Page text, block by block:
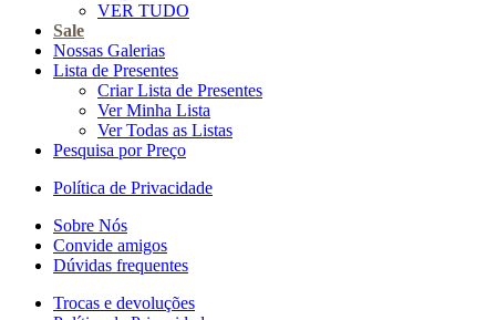
VER TUDO
Sale
Nossas Galerias
Lista de Presentes
Criar Lista de Presentes
Ver Minha Lista
Ver Todas as Listas
Pesquisa por Preço
Política de Privacidade
Sobre Nós
Convide amigos
Dúvidas frequentes
Trocas e devoluções